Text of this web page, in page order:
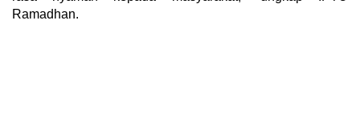
Ramadhan.